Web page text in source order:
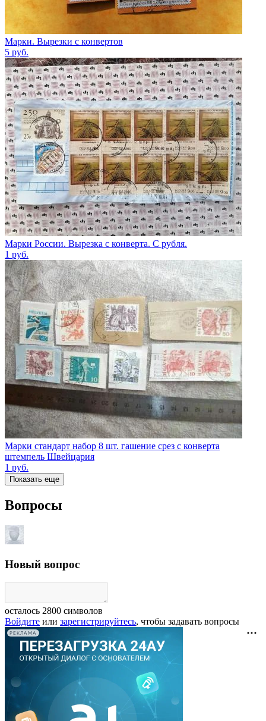
Марки. Вырезки с конвертов
5 руб.
Марки России. Вырезка с конверта. С рубля.
1 руб.
Марки стандарт набор 8 шт. гашение срез с конверта
штемпель Швейцария
1 руб.
Показать еще
Вопросы
Новый вопрос
осталось 2800 символов
Войдите или зарегистрируйтесь, чтобы задавать вопросы
РЕКЛАМА